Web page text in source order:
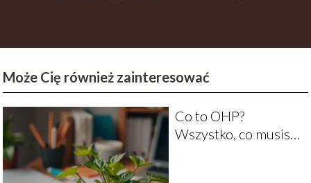
Może Cię również zainteresować
Co to OHP?
Wszystko, co musisz